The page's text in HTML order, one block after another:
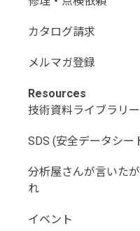
カタログ請求
メルマガ登録
Resources
技術資料ライブラリー
SDS (安全データシー
分析屋さんが言いた
れ
イベント